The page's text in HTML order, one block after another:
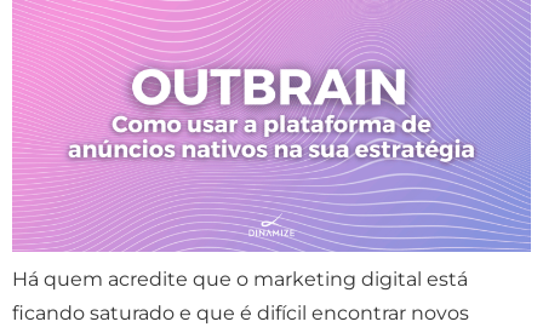
Há quem acredite que o marketing digital está
ficando saturado e que é difícil encontrar novos